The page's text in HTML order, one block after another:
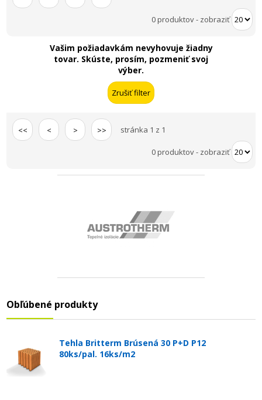
0 produktov- zobraziť
Vašim požiadavkám nevyhovuje žiadny
tovar. Skúste, prosím, pozmeniť svoj
výber.
<< < > >> stránka 1 z 1
0 produktov- zobraziť
Obľúbené produkty
Tehla Britterm Brúsená 30 P+D P12
80ks/pal. 16ks/m2